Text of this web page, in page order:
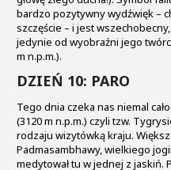
bardzo pozytywny wydźwięk –
szczęście – i jest
jedynie od wyobraźni jego
m n.p.m.).
DZIEŃ 10: PARO
Tego dnia czeka nas niemal
(3120 m n.p.m.) czyli tzw.
rodzaju wizytówką kraju.
Padmasambhawy, wielkiego
medytował tu w jednej z jaskiń.